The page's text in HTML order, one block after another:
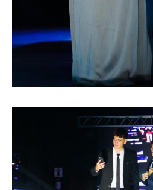
Número de teléfono